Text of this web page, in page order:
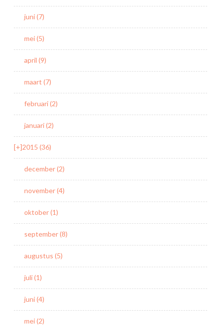
juni (7)
mei (5)
april (9)
maart (7)
februari (2)
januari (2)
[+]2015 (36)
december (2)
november (4)
oktober (1)
september (8)
augustus (5)
juli (1)
juni (4)
mei (2)